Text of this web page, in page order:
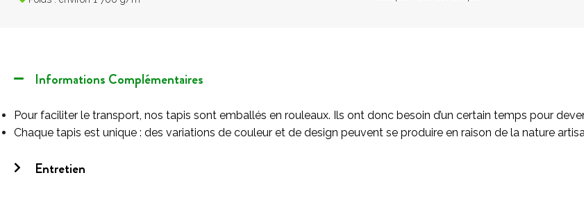
Informations Complémentaires
Pour faciliter le transport, nos tapis sont emballés en rouleaux. Ils ont donc besoin d’un certain temps pour
Chaque tapis est unique : des variations de couleur et de design peuvent se produire en raison de la nature
Entretien